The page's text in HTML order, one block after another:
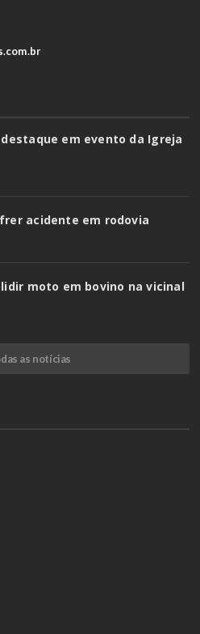
em evento da Igreja
acidente em rodovia
moto em bovino na vicinal
as notícias